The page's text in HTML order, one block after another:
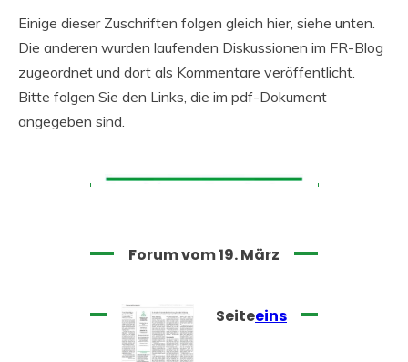
Einige dieser Zuschriften folgen gleich hier, siehe unten.
Die anderen wurden laufenden Diskussionen im FR-Blog
zugeordnet und dort als Kommentare veröffentlicht.
Bitte folgen Sie den Links, die im pdf-Dokument
angegeben sind.
Forum vom 19. März
Seiteeins